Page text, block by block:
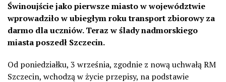
Świnoujściejako pierwsze miasto w województwie
wprowadziło w ubiegłym roku transport zbiorowy za
darmo dla uczniów. Teraz w ślady nadmorskiego
miasta poszedł Szczecin.
Od poniedziałku, 3 września, zgodnie z nową uchwałą RM
Szczecin, wchodzą w życie przepisy, na podstawie